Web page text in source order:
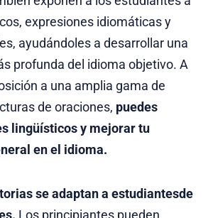
expresiones idiomáticas y
ayudándoles a desarrollar una
profunda del idioma objetivo. A
a una amplia gama de
de oraciones, puedes
lingüísticos y mejorar tu
en el idioma.
se adaptan a estudiantesde
Los principiantes pueden